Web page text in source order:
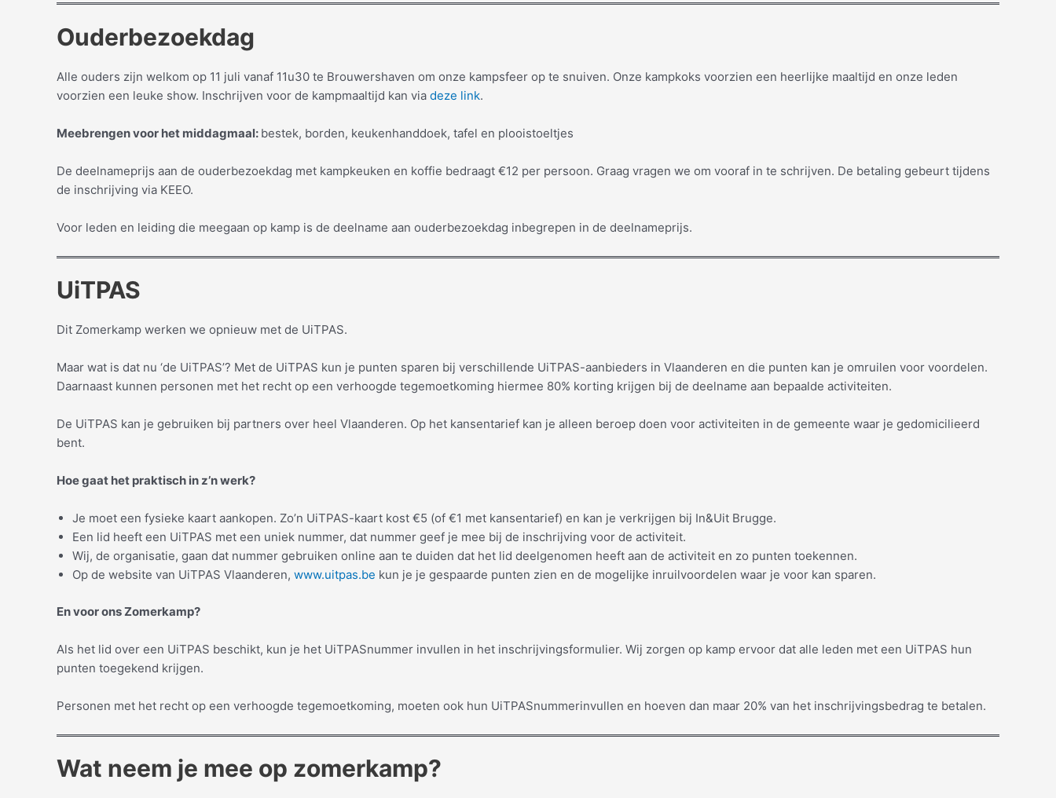
Ouderbezoekdag
Alle ouders zijn welkom op 11 juli vanaf 11u30 te Brouwershaven om onze kampsfeer op te snuiven. Onze kampkoks voorzien een heerlijke maaltijd en onze leden
voorzien een leuke show. Inschrijven voor de kampmaaltijd kan via deze link.
Meebrengen voor het middagmaal: bestek, borden, keukenhanddoek, tafel en plooistoeltjes
De deelnameprijs aan de ouderbezoekdag met kampkeuken en koffie bedraagt €12 per persoon. Graag vragen we om vooraf in te schrijven. De betaling gebeurt tijdens
de inschrijving via KEEO.
Voor leden en leiding die meegaan op kamp is de deelname aan ouderbezoekdag inbegrepen in de deelnameprijs.
UiTPAS
Dit Zomerkamp werken we opnieuw met de UiTPAS.
Maar wat is dat nu ‘de UiTPAS’? Met de UiTPAS kun je punten sparen bij verschillende UiTPAS-aanbieders in Vlaanderen en die punten kan je omruilen voor voordelen.
Daarnaast kunnen personen met het recht op een verhoogde tegemoetkoming hiermee 80% korting krijgen bij de deelname aan bepaalde activiteiten.
De UiTPAS kan je gebruiken bij partners over heel Vlaanderen. Op het kansentarief kan je alleen beroep doen voor activiteiten in de gemeente waar je gedomicilieerd
bent.
Hoe gaat het praktisch in z’n werk?
Je moet een fysieke kaart aankopen. Zo’n UiTPAS-kaart kost €5 (of €1 met kansentarief) en kan je verkrijgen bij In&Uit Brugge.
Een lid heeft een UiTPAS met een uniek nummer, dat nummer geef je mee bij de inschrijving voor de activiteit.
Wij, de organisatie, gaan dat nummer gebruiken online aan te duiden dat het lid deelgenomen heeft aan de activiteit en zo punten toekennen.
Op de website van UiTPAS Vlaanderen, www.uitpas.be kun je je gespaarde punten zien en de mogelijke inruilvoordelen waar je voor kan sparen.
En voor ons Zomerkamp?
Als het lid over een UiTPAS beschikt, kun je het UiTPASnummer invullen in het inschrijvingsformulier. Wij zorgen op kamp ervoor dat alle leden met een UiTPAS hun
punten toegekend krijgen.
Personen met het recht op een verhoogde tegemoetkoming, moeten ook hun UiTPASnummerinvullen en hoeven dan maar 20% van het inschrijvingsbedrag te betalen.
Wat neem je mee op zomerkamp?